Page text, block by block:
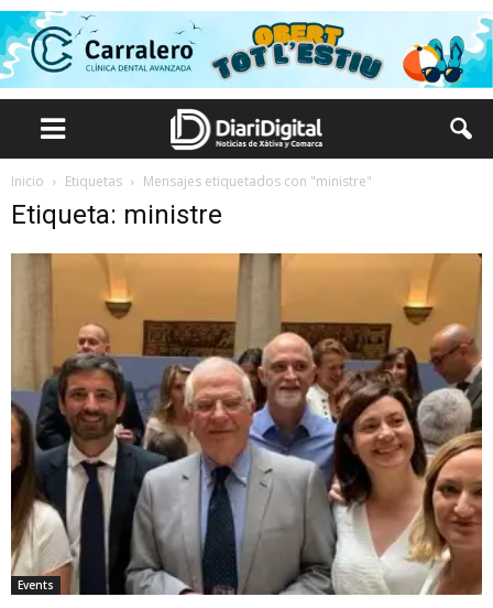
Inicio Etiquetas Mensajes etiquetados con "ministre"
Etiqueta: ministre
Events